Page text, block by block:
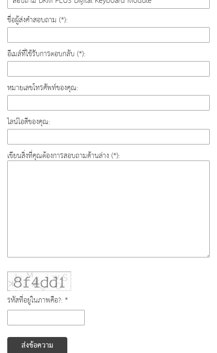
ชื่อผู้ส่งคำสอบถาม (*):
อีเมล์ที่ใช้รับการตอบกลับ (*):
หมายเลขโทรศัพท์ของคุณ:
ไลน์ไอดีของคุณ:
เขียนสิ่งที่คุณต้องการสอบถามด้านล่าง (*):
รหัสที่อยู่ในภาพคือ?: *
ส่งข้อความ